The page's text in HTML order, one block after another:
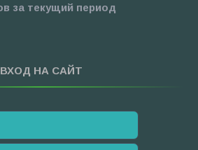
...
за текущий период
ВХОД НА САЙТ